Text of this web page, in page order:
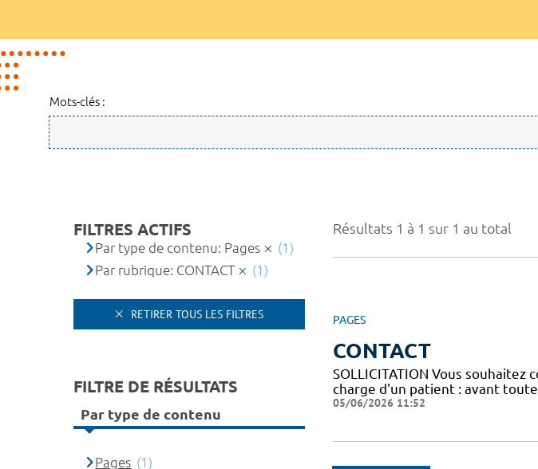
Mots-clés :
Résultats 1 à 1 sur 1 au total
PAGES
CONTACT
SOLLICITATION Vous
charge d'un patient : avant
05/06/2026 11:52
FILTRES ACTIFS
Par type de contenu: Pages
(1)
Par rubrique: CONTACT
(1)
RETIRER TOUS LES FILTRES
FILTRE DE RÉSULTATS
Par type de contenu
Pages (1)